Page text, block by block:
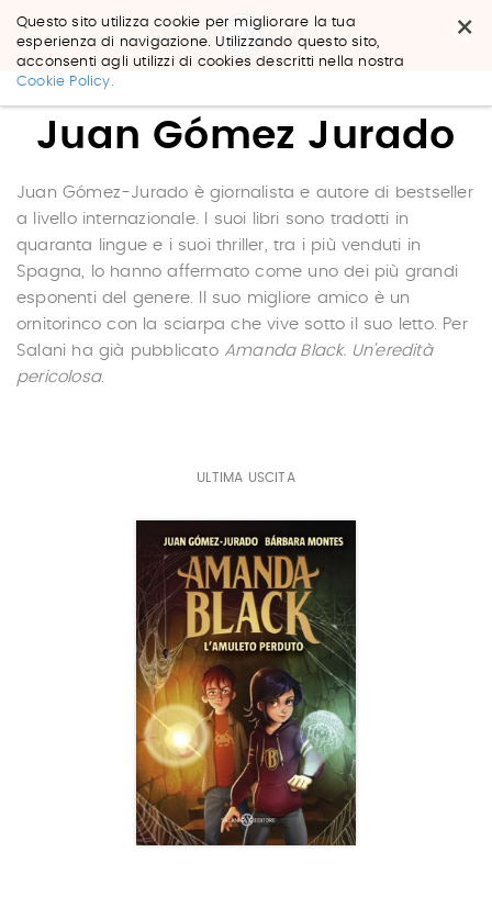
×
Questo sito utilizza cookie per migliorare la tua
esperienza di navigazione. Utilizzando questo sito,
acconsenti agli utilizzi di cookies descritti nella nostra
Cookie Policy.
Salta
Salta
navigazione
Juan Gómez Jurado
Juan Gómez-Jurado è giornalista e autore di bestseller
a livello internazionale. I suoi libri sono tradotti in
quaranta lingue e i suoi thriller, tra i più venduti in
Spagna, lo hanno affermato come uno dei più grandi
esponenti del genere. Il suo migliore amico è un
ornitorinco con la sciarpa che vive sotto il suo letto. Per
Salani ha già pubblicato Amanda Black. Un'eredità
pericolosa.
ULTIMA USCITA